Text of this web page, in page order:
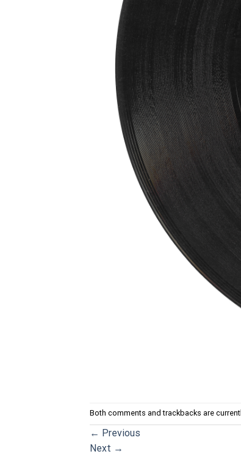
Both comments and trackbacks are
← Previous
Next →